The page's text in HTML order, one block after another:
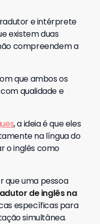
e intérprete
existem duas
compreendem a
que ambos os
qualidade e
, a ideia é que eles
na língua do
o inglês como
que uma pessoa
de inglês na
específicas para
simultânea.